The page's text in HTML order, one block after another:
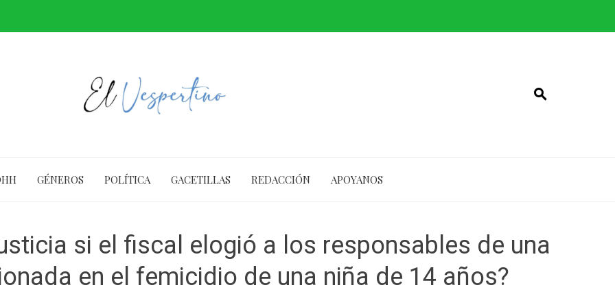
GÉNEROS POLÍTICA GACETILLAS REDACCIÓN APOYANOS
si el fiscal elogió a los responsables de una
en el femicidio de una niña de 14 años?